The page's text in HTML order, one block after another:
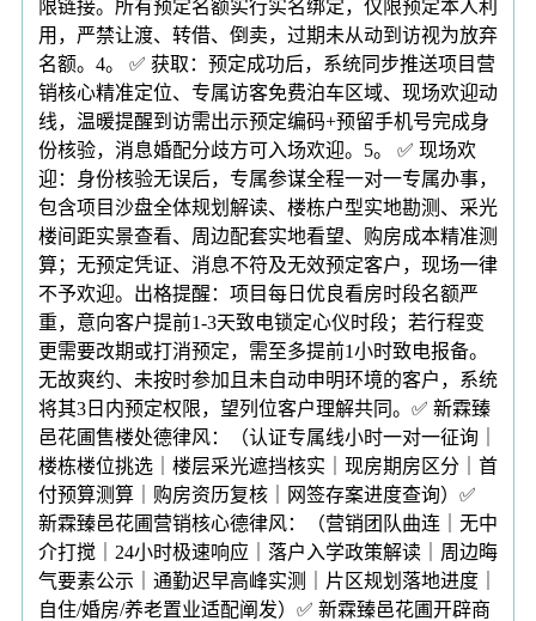
限链接。所有预定名额实行实名绑定，仅限预定本人利
用，严禁让渡、转借、倒卖，过期未从动到访视为放弃
名额。4。 ✅ 获取：预定成功后，系统同步推送项目营
销核心精准定位、专属访客免费泊车区域、现场欢迎动
线，温暖提醒到访需出示预定编码+预留手机号完成身
份核验，消息婚配分歧方可入场欢迎。5。 ✅ 现场欢
迎：身份核验无误后，专属参谋全程一对一专属办事，
包含项目沙盘全体规划解读、楼栋户型实地勘测、采光
楼间距实景查看、周边配套实地看望、购房成本精准测
算；无预定凭证、消息不符及无效预定客户，现场一律
不予欢迎。出格提醒：项目每日优良看房时段名额严
重，意向客户提前1-3天致电锁定心仪时段；若行程变
更需要改期或打消预定，需至多提前1小时致电报备。
无故爽约、未按时参加且未自动申明环境的客户，系统
将其3日内预定权限，望列位客户理解共同。✅ 新霖臻
邑花圃售楼处德律风：（认证专属线小时一对一征询｜
楼栋楼位挑选｜楼层采光遮挡核实｜现房期房区分｜首
付预算测算｜购房资历复核｜网签存案进度查询）✅
新霖臻邑花圃营销核心德律风：（营销团队曲连｜无中
介打搅｜24小时极速响应｜落户入学政策解读｜周边晦
气要素公示｜通勤迟早高峰实测｜片区规划落地进度｜
自住/婚房/养老置业适配阐发）✅ 新霖臻邑花圃开辟商